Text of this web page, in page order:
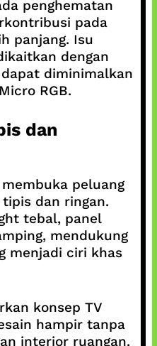
penghematan
pada
panjang. Isu
dengan
diminimalkan
RGB.
dan
peluang
dan ringan.
tebal, panel
mendukung
menjadi ciri khas
konsep TV
hampir tanpa
interior ruangan.